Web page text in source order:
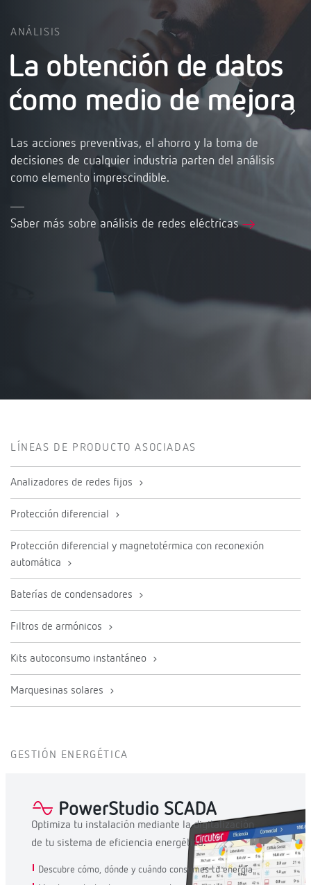
ANÁLISIS
La obtención de datos
como medio de mejora
Las acciones preventivas, el ahorro y la toma de
decisiones de cualquier industria parten del análisis
como elemento imprescindible.
Saber más sobre análisis de redes eléctricas
LÍNEAS DE PRODUCTO ASOCIADAS
Analizadores de redes fijos
Protección diferencial
Protección diferencial y magnetotérmica con reconexión
automática
Baterías de condensadores
Filtros de armónicos
Kits autoconsumo instantáneo
Marquesinas solares
GESTIÓN ENERGÉTICA
Optimiza tu instalación mediante la digitalización
de tu sistema de eficiencia energética.
Descubre cómo, dónde y cuándo consumes tu energía